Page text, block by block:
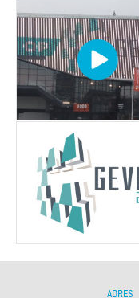
ADRES